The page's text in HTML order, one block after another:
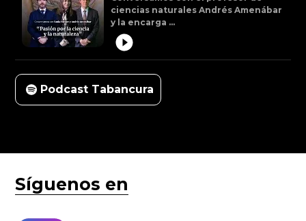
ciencias naturales Andrés Amenábar
y la encarga ...
Podcast Tabancura
Síguenos en